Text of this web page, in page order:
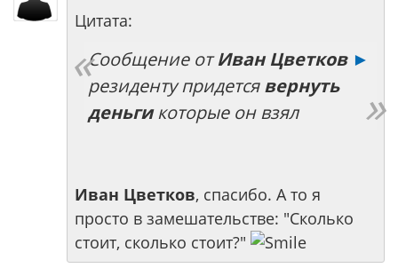
Цитата:
Сообщение отИван Цветков ►
резиденту придетсявернуть
деньгикоторые он взял
Иван Цветков, спасибо. А то я
просто в замешательстве: "Сколько
стоит, сколько стоит?"